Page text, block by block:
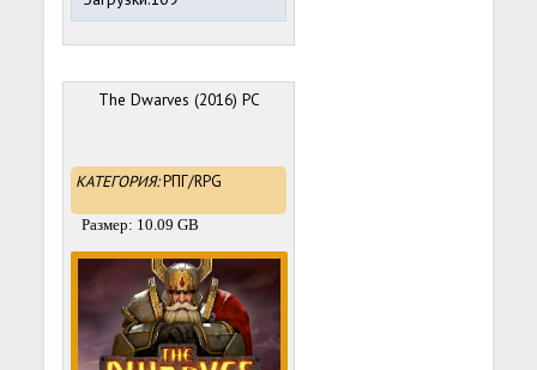
The Dwarves (2016) PC
КАТЕГОРИЯ:РПГ/RPG
Размер: 10.09 GB